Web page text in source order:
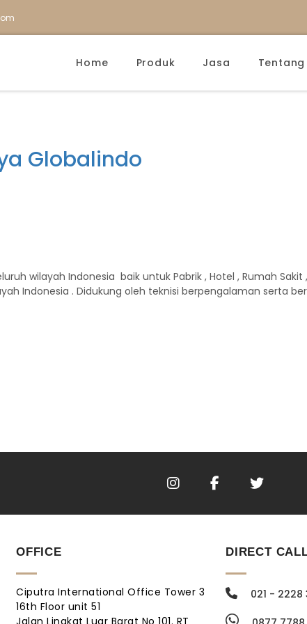
Home Produk Jasa Tentang
Globalindo
wilayah Indonesia baik untuk Pabrik , Hotel , Rumah Sakit
Indonesia . Didukung oleh teknisi berpengalaman serta
OFFICE
Ciputra International Office Tower 3
16th Floor unit 51
Jalan Lingkat Luar Barat No 101. RT
DIRECT
021 -